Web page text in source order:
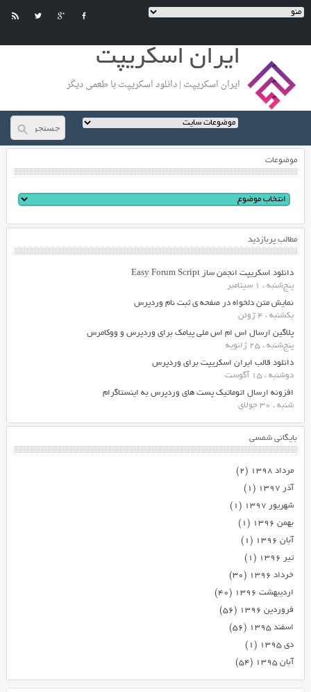
ایران اسکریپت
ایران اسکریپت | دانلود اسکریپت با طعمی دیگر
موضوعات
مطالب پربازدید
دانلود اسکریپت انجمن ساز Easy Forum Script
پنج‌شنبه ، 1 سپتامبر
نمایش متن دلخواه در صفحه ی ثبت نام وردپرس
یکشنبه ، 4 ژوئن
پلاگین ارسال اس ام اس ملی پیامک برای وردپرس و ووکامرس
پنج‌شنبه ، 25 ژانویه
دانلود قالب ایران اسکریپت برای وردپرس
دوشنبه ، 15 آگوست
افزونه ارسال اتوماتیک پست های وردپرس به اینستاگرام
شنبه ، 30 جولای
بایگانی شمسی
مرداد ۱۳۹۸
(۲)
آذر ۱۳۹۷
(۱)
شهریور ۱۳۹۷
(۱)
بهمن ۱۳۹۶
(۱)
آبان ۱۳۹۶
(۱)
تیر ۱۳۹۶
(۱)
خرداد ۱۳۹۶
(۳۰)
اردیبهشت ۱۳۹۶
(۴۰)
فروردین ۱۳۹۶
(۵۶)
اسفند ۱۳۹۵
(۵۶)
دی ۱۳۹۵
(۱)
آبان ۱۳۹۵
(۵۴)